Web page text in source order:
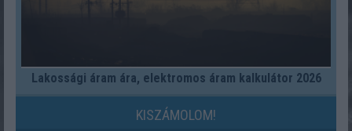
Lakossági áram ára, elektromos áram kalkulátor 2026
KISZÁMOLOM!